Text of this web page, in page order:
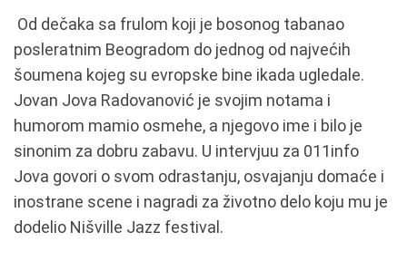
Od dečaka sa frulom koji je bosonog tabanao
posleratnim Beogradom do jednog od najvećih
šoumena kojeg su evropske bine ikada ugledale.
Jovan Jova Radovanović je svojim notama i
humorom mamio osmehe, a njegovo ime i bilo je
sinonim za dobru zabavu. U intervjuu za 011info
Jova govori o svom odrastanju, osvajanju domaće i
inostrane scene i nagradi za životno delo koju mu je
dodelio Nišville Jazz festival.